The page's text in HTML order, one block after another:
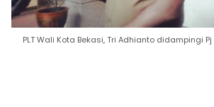
PLT Wali Kota Bekasi, Tri Adhianto didampingi